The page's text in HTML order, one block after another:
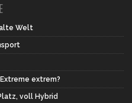
alte Welt
extrem?
voll Hybrid